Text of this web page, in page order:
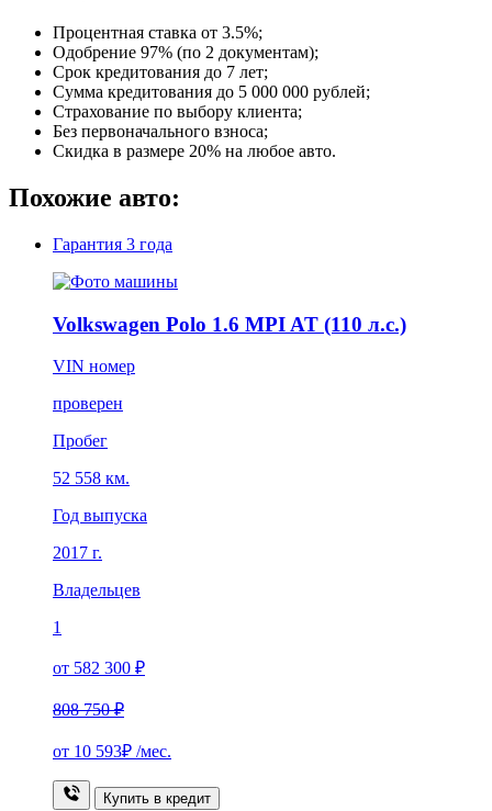
Процентная ставка от 3.5%;
Одобрение 97% (по 2 документам);
Срок кредитования до 7 лет;
Сумма кредитования до 5 000 000 рублей;
Страхование по выбору клиента;
Без первоначального взноса;
Скидка в размере 20% на любое авто.
Похожие авто:
Гарантия 3 года
Volkswagen Polo 1.6 MPI AT (110 л.с.)
VIN номер
проверен
Пробег
52 558 км.
Год выпуска
2017 г.
Владельцев
1
от 582 300 ₽
808 750 ₽
от 10 593₽ /мес.
Купить в кредит